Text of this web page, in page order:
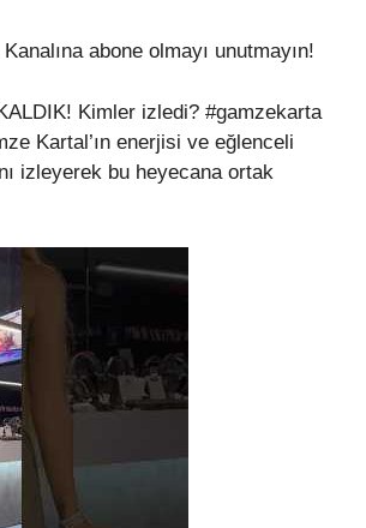
abone olmayı unutmayın!
Kimler izledi? #gamzekarta
Kartal’ın enerjisi ve eğlenceli
izleyerek bu heyecana ortak